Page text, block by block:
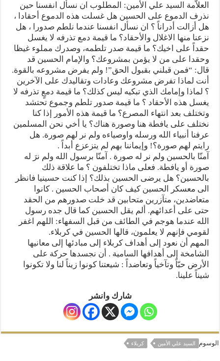
العلاّمة السيد علي الأمين: المطلوب ان نسأل انفسنا حين
نذرف الدموع على الحسين هل غسلت هذه الدموع أحقادا ،
هل أزالت أدراناً ؟ ان نسأل انفسنا عندما نلطم صدورا ، هل
نزعنا منها الاغلال والأحقاد؟ ما قيمة دمع تذرفه لا يغسل
حقداً على اخيك؟ ما قيمة صدر تلطمه، وصدرك مملوء غيظا
وحقدا على من لا يؤمن بمشروعك؟ والإمام الحسين قد
قال: “فمن قبلني بقبول الحق”! ولم يفرض مشروعه بالقوة.
أنت لماذا تفرض مشروعك وعادات وتقاليدك على الآخرين
؟ لماذا وإمامك الذي تبكيه ليس كذلك؟ ما قيمة دمعٍ تذرفه لا
يغسل هذه الأحقاد ؟ ما قيمة صدور تلطم وجموع تحتشد
وتختلف بعد انتهاء المصرع؟ ما قيمة هذه الأمور إذا كنا
نختلف على يافطة هنا وصورة هناك؟ يا أخي نحن المسلمين
عرفنا أنبياء الله ورسله واوصياءه ولم نر لهم صورة. هل
رايتم لهم صورة؟! وإيماننا بهم لم يتزعزع أبداً .
آمنّا بالحسين ولم نر له صورة . آمنّا برسول الله ولم نرَ له
صورة أو يافطة. فعلى ماذا تختلفون ؟ ما علاقة ذلك
بالحسين؟ هل يرضى الحسين بذلك؟ إذا كنت حسينيا فانظر
الى معسكر الحسين كيف كان أصحاب الحسين . كانوا
متعاضدين، متآزرين متحابين قد خلت صدورهم من الحقد
حتى على أعدائهم. ألم يقل الحسين كما قال جده رسول
الله عندما هوجم في الطائف من قبل السفهاء: اللهم اغفر
لقومي فإنهم لا يعلمون، قالها الحسين في كربلاء.
المهم أن نعود إلى أهداف كربلاء إلى مبادئها إلى معانيها
الشامخة إلى أهدافها السامية . أن نجسدها حركة على
الأرض حبّاً وتآخياً وتعاضداً : شيعتنا كونوا زيناً لنا ولا تكونوا
شيناً علينا.
شارك وانشر
الوسوم السيد علي الأمين كربلاء